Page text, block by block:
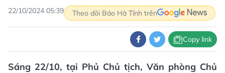
22/10/2024 05:39 Theo dõi Báo Hà Tĩnh trên
Copy link
Sáng 22/10, tại Phủ Chủ tịch, Văn phòng Chủ